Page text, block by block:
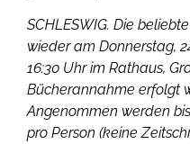
SCHLESWIG. Die
wieder am Donnerstag,
16:30 Uhr im Rathaus,
Bücherannahme erfolgt
Angenommen werden
pro Person (keine